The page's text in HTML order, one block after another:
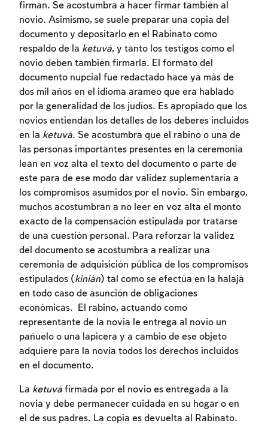
firman. Se acostumbra a hacer firmar también al
novio. Asimismo, se suele preparar una copia del
documento y depositarlo en el Rabinato como
respaldo de la ketuvá, y tanto los testigos como el
novio deben también firmarla. El formato del
documento nupcial fue redactado hace ya más de
dos mil años en el idioma arameo que era hablado
por la generalidad de los judíos. Es apropiado que los
novios entiendan los detalles de los deberes incluidos
en la ketuvá. Se acostumbra que el rabino o una de
las personas importantes presentes en la ceremonia
lean en voz alta el texto del documento o parte de
este para de ese modo dar validez suplementaria a
los compromisos asumidos por el novio. Sin embargo,
muchos acostumbran a no leer en voz alta el monto
exacto de la compensación estipulada por tratarse
de una cuestión personal. Para reforzar la validez
del documento se acostumbra a realizar una
ceremonia de adquisición pública de los compromisos
estipulados (kinián) tal como se efectúa en la halajá
en todo caso de asunción de obligaciones
económicas. El rabino, actuando como
representante de la novia le entrega al novio un
pañuelo o una lapicera y a cambio de ese objeto
adquiere para la novia todos los derechos incluidos
en el documento.
La ketuvá firmada por el novio es entregada a la
novia y debe permanecer cuidada en su hogar o en
el de sus padres. La copia es devuelta al Rabinato.
Inscripcion requerida
Para marcar lo estudiado debe conectarse
a su cuenta o inscribirse.
Inscripcion Conectarse